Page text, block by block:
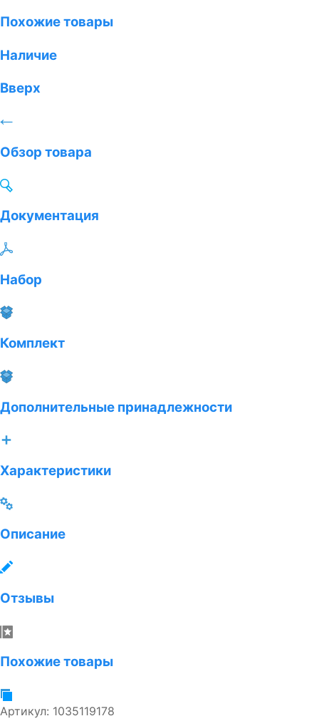
Похожие товары
Наличие
Вверх
Обзор товара
Документация
Набор
Комплект
Дополнительные принадлежности
Характеристики
Описание
Отзывы
Похожие товары
Артикул: 1035119178